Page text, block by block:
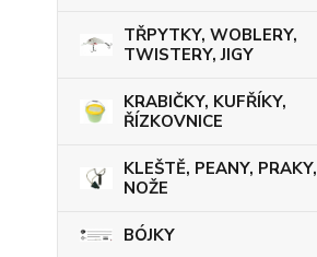
TŘPYTKY, WOBLERY,
TWISTERY, JIGY
KRABIČKY, KUFŘÍKY,
ŘÍZKOVNICE
KLEŠTĚ, PEANY, PRAKY,
NOŽE
BÓJKY